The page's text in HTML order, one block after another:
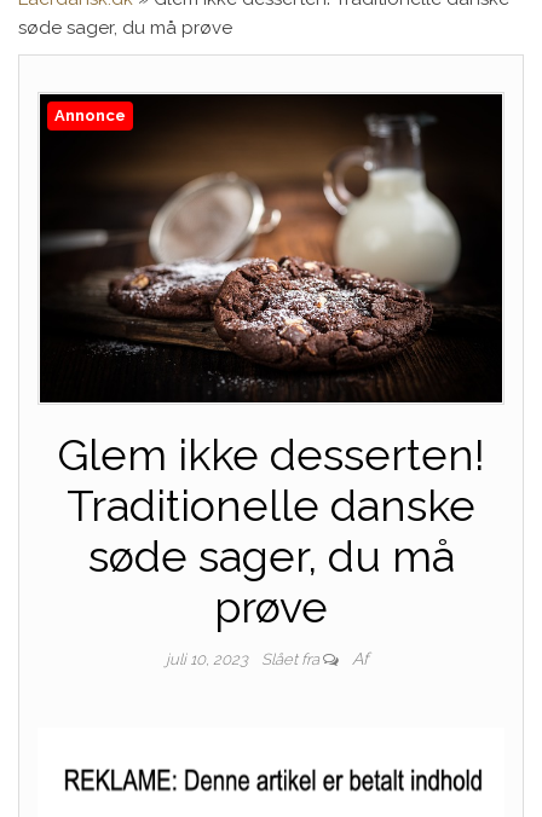
søde sager, du må prøve
Annonce
Glem ikke desserten!
Traditionelle danske
søde sager, du må
prøve
juli 10, 2023 Slået fra Af